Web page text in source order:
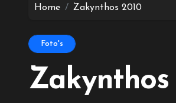
Home Zakynthos 2010
Foto's
Zakynthos